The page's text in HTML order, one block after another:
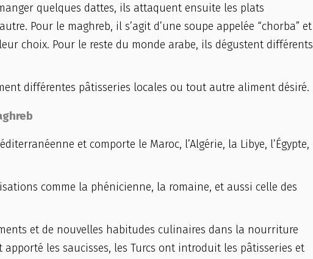
quelques dattes, ils attaquent ensuite les plats
Pour le maghreb, il s’agit d’une soupe appelée “chorba” et
choix. Pour le reste du monde arabe, ils dégustent différents
différentes pâtisseries locales ou tout autre aliment désiré.
et comporte le Maroc, l’Algérie, la Libye, l’Égypte,
comme la phénicienne, la romaine, et aussi celle des
et de nouvelles habitudes culinaires dans la nourriture
les saucisses, les Turcs ont introduit les pâtisseries et